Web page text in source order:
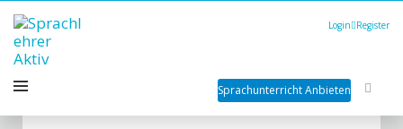
Login Register
Sprachunterricht Anbieten